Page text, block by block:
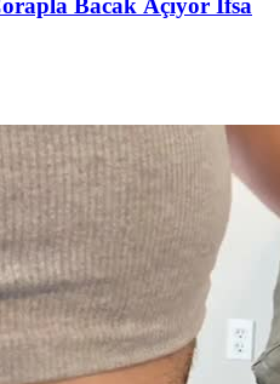
Bacak Açıyor Ifsa